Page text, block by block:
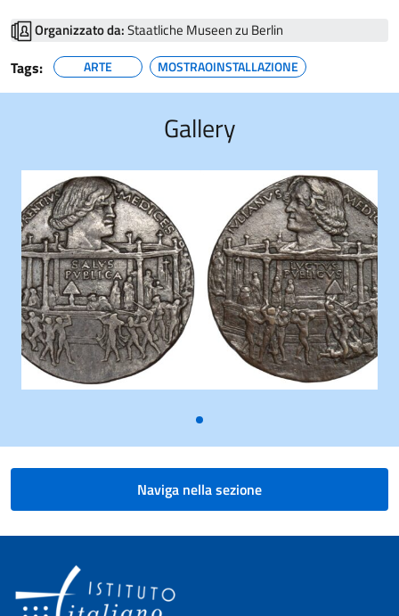
Organizzato da:Staatliche Museen zu Berlin
Tags: ARTE MOSTRAOINSTALLAZIONE
Gallery
Naviga nella sezione